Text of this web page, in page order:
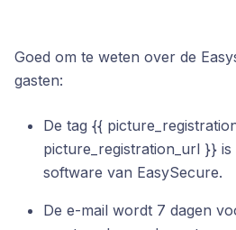
Goed om te weten over de
gasten:
De tag {{
picture_registration_url }}
software van EasySecure.
De e-mail wordt 7 dagen